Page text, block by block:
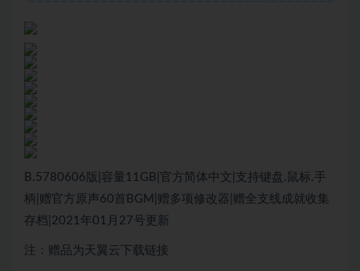
B.5780606版|容量11GB|官方简体中文|支持键盘.鼠标.手
柄|赠官方原声60首BGM|赠多项修改器|赠全支线成就收集
存档|2021年01月27号更新
注：赠品为天翼云下载链接